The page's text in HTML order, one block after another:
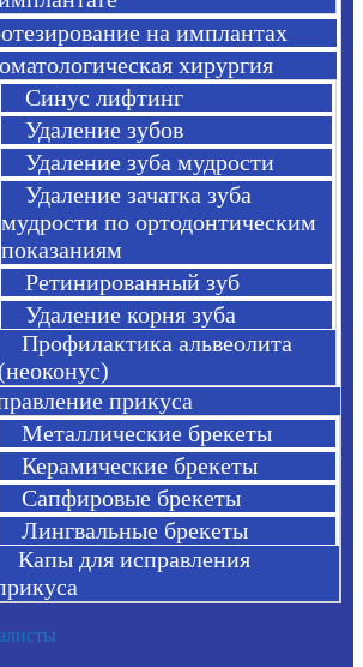
на имплантах
хирургия
Синус лифтинг
Удаление зубов
Удаление зуба мудрости
Удаление зачатка зуба
мудрости по ортодонтическим
показаниям
Ретинированный зуб
Удаление корня зуба
Профилактика альвеолита
(неоконус)
прикуса
Металлические брекеты
Керамические брекеты
Сапфировые брекеты
Лингвальные брекеты
Капы для исправления